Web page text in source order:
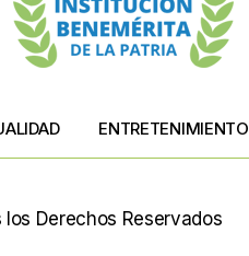
ENTRETENIMIENTO
Derechos Reservados